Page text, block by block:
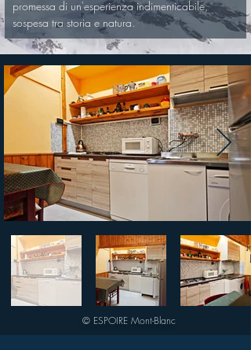
promessa di un'esperienza indimenticabile,
sospesa tra storia e natura.
© ESPOIRE Mont-Blanc